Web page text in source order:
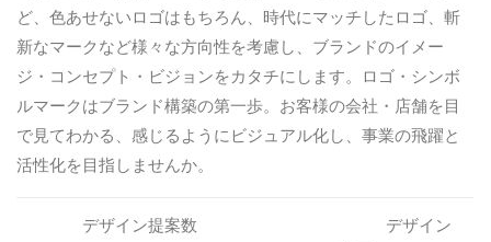
ど、色あせないロゴはもちろん、時代にマッチしたロゴ、斬
新なマークなど様々な方向性を考慮し、ブランドのイメー
ジ・コンセプト・ビジョンをカタチにします。ロゴ・シンボ
ルマークはブランド構築の第一歩。お客様の会社・店舗を目
で見てわかる、感じるようにビジュアル化し、事業の飛躍と
活性化を目指しませんか。
デザイン提案数
デザイン